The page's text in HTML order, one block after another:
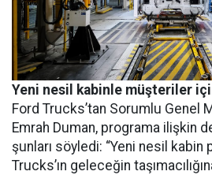
Yeni nesil kabinle müşteriler
Ford Trucks’tan Sorumlu Genel
Emrah Duman, programa ilişkin
şunları söyledi: “Yeni nesil kabin
Trucks’ın geleceğin